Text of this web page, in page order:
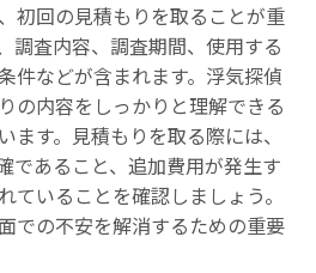
初回の見積もりを取ることが重
調査内容、調査期間、使用する
件などが含まれます。浮気探偵
の内容をしっかりと理解できる
ます。見積もりを取る際には、
であること、追加費用が発生す
ていることを確認しましょう。
での不安を解消するための重要